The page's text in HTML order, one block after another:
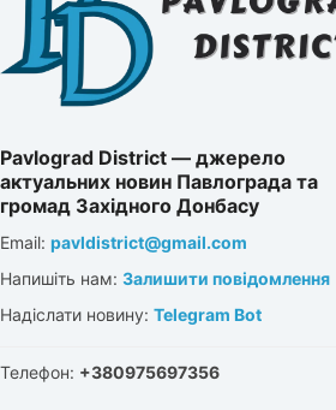
Pavlograd District — джерело
актуальних новин Павлограда та
громад Західного Донбасу
Email: pavldistrict@gmail.com
Напишіть нам: Залишити повідомлення
Надіслати новину: Telegram Bot
Телефон: +380975697356